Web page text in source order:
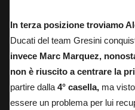
In terza posizione troviamo
Ducati del team Gresini
invece Marc Marquez,
non è riuscito a centrare la
partire dalla4° casella, ma
essere un problema per lui